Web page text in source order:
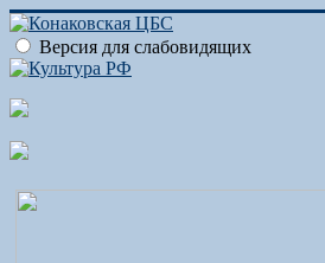
Версия для слабовидящих